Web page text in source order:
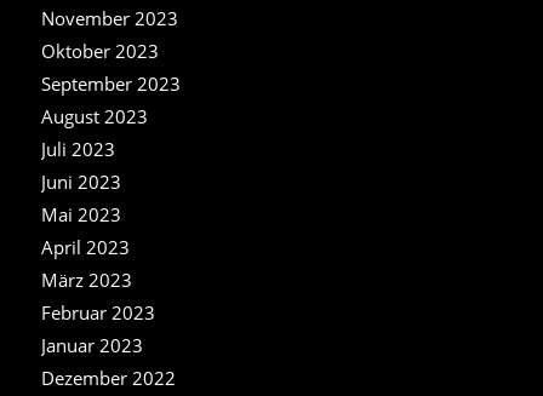
November 2023
Oktober 2023
September 2023
August 2023
Juli 2023
Juni 2023
Mai 2023
April 2023
März 2023
Februar 2023
Januar 2023
Dezember 2022